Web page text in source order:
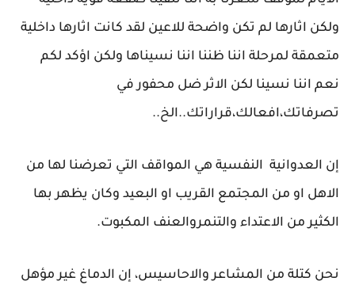
ولكن اثارها لم تكن واضحة للاعين لقد كانت اثارها داخلية
متعمقة لمرحلة اننا ظننا اننا نسيناها ولكن اؤكد لكم
نعم اننا نسينا لكن الاثر ضل محفور في
تصرفاتك،افعالك،قراراتك..الخ..
إن العدوانية النفسية هي المواقف التي تعرضنا لها من
الاهل او من المجتمع القريب او البعيد وكان يظهر بها
الكثير من الاعتداء والتنمروالعنف المكبوت.
نحن كتلة من المشاعر والاحاسيس، إن الدماغ غير مؤهل